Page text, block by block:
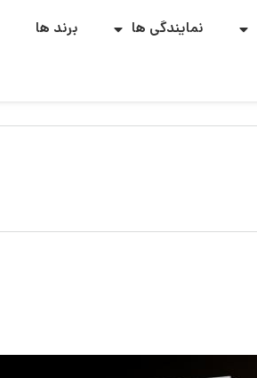
نمایندگی ها برند ها